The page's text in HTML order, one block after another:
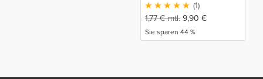
(1)
1,77€mtl. 9,90 €
Sie sparen 44 %